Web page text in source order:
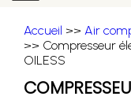
Accueil >> Air
>> Compresseur
OILESS